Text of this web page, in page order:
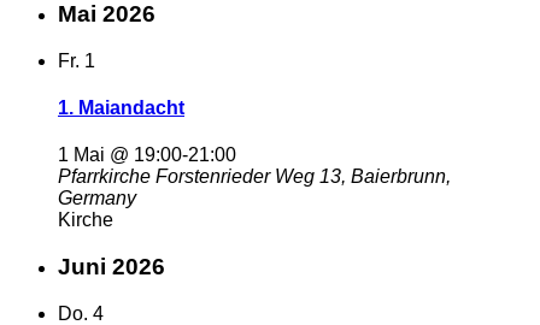
Mai 2026
Fr. 1
1. Maiandacht
1 Mai @ 19:00-21:00
Pfarrkirche Forstenrieder Weg 13, Baierbrunn,
Germany
Kirche
Juni 2026
Do. 4